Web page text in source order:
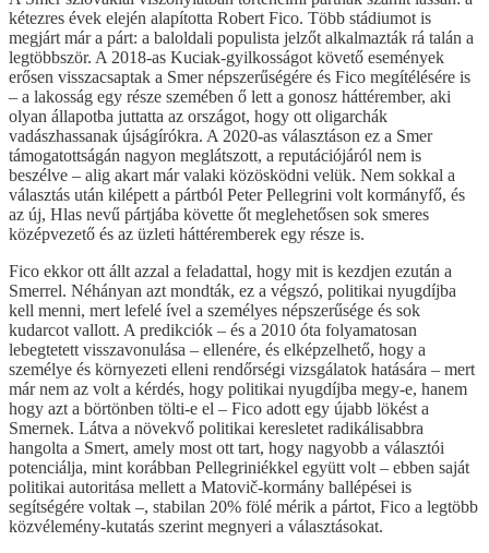
kétezres évek elején alapította Robert Fico. Több stádiumot is
megjárt már a párt: a baloldali populista jelzőt alkalmazták rá talán a
legtöbbször. A 2018-as Kuciak-gyilkosságot követő események
erősen visszacsaptak a Smer népszerűségére és Fico megítélésére is
– a lakosság egy része szemében ő lett a gonosz háttérember, aki
olyan állapotba juttatta az országot, hogy ott oligarchák
vadászhassanak újságírókra. A 2020-as választáson ez a Smer
támogatottságán nagyon meglátszott, a reputációjáról nem is
beszélve – alig akart már valaki közösködni velük. Nem sokkal a
választás után kilépett a pártból Peter Pellegrini volt kormányfő, és
az új, Hlas nevű pártjába követte őt meglehetősen sok smeres
középvezető és az üzleti háttéremberek egy része is.
Fico ekkor ott állt azzal a feladattal, hogy mit is kezdjen ezután a
Smerrel. Néhányan azt mondták, ez a végszó, politikai nyugdíjba
kell menni, mert lefelé ível a személyes népszerűsége és sok
kudarcot vallott. A predikciók – és a 2010 óta folyamatosan
lebegtetett visszavonulása – ellenére, és elképzelhető, hogy a
személye és környezeti elleni rendőrségi vizsgálatok hatására – mert
már nem az volt a kérdés, hogy politikai nyugdíjba megy-e, hanem
hogy azt a börtönben tölti-e el – Fico adott egy újabb lökést a
Smernek. Látva a növekvő politikai keresletet radikálisabbra
hangolta a Smert, amely most ott tart, hogy nagyobb a választói
potenciálja, mint korábban Pellegriniékkel együtt volt – ebben saját
politikai autoritása mellett a Matovič-kormány ballépései is
segítségére voltak –, stabilan 20% fölé mérik a pártot, Fico a legtöbb
közvélemény-kutatás szerint megnyeri a választásokat.